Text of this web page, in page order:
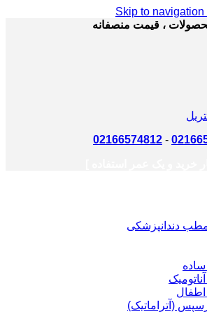
Skip to navigation
، قیمت منصفانه
-
02166574812
مطب دندانپزشکی
(آتراماتیک)